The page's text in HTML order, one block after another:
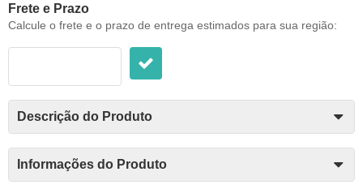
Frete e Prazo
Calcule o frete e o prazo de entrega estimados para sua região:
Descrição do Produto
Informações do Produto